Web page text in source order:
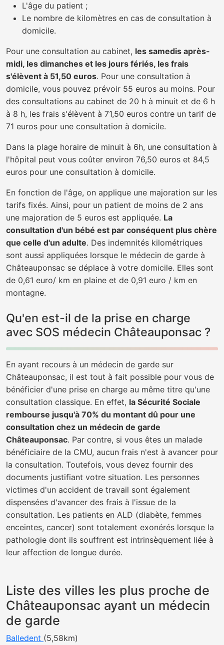
L'âge du patient ;
Le nombre de kilomètres en cas de consultation à
domicile.
Pour une consultation au cabinet, les samedis après-
midi, les dimanches et les jours fériés, les frais
s'élèvent à 51,50 euros. Pour une consultation à
domicile, vous pouvez prévoir 55 euros au moins. Pour
des consultations au cabinet de 20 h à minuit et de 6 h
à 8 h, les frais s'élèvent à 71,50 euros contre un tarif de
71 euros pour une consultation à domicile.
Dans la plage horaire de minuit à 6h, une consultation à
l'hôpital peut vous coûter environ 76,50 euros et 84,5
euros pour une consultation à domicile.
En fonction de l'âge, on applique une majoration sur les
tarifs fixés. Ainsi, pour un patient de moins de 2 ans
une majoration de 5 euros est appliquée. La
consultation d'un bébé est par conséquent plus chère
que celle d'un adulte. Des indemnités kilométriques
sont aussi appliquées lorsque le médecin de garde à
Châteauponsac se déplace à votre domicile. Elles sont
de 0,61 euro/ km en plaine et de 0,91 euro / km en
montagne.
Qu'en est-il de la prise en charge
avec SOS médecin Châteauponsac ?
En ayant recours à un médecin de garde sur
Châteauponsac, il est tout à fait possible pour vous de
bénéficier d'une prise en charge au même titre qu'une
consultation classique. En effet, la Sécurité Sociale
rembourse jusqu'à 70% du montant dû pour une
consultation chez un médecin de garde
Châteauponsac. Par contre, si vous êtes un malade
bénéficiaire de la CMU, aucun frais n'est à avancer pour
la consultation. Toutefois, vous devez fournir des
documents justifiant votre situation. Les personnes
victimes d'un accident de travail sont également
dispensées d'avancer des frais à l'issue de la
consultation. Les patients en ALD (diabète, femmes
enceintes, cancer) sont totalement exonérés lorsque la
pathologie dont ils souffrent est intrinsèquement liée à
leur affection de longue durée.
Liste des villes les plus proche de
Châteauponsac ayant un médecin
de garde
Balledent (5,58km)